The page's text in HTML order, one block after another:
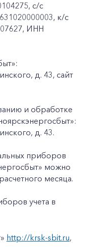
с/с
к/c
ИНН
д. 43, сайт
и обработке
д. 43.
приборов
можно
месяца.
учета в
http://krsk-sbit.ru,